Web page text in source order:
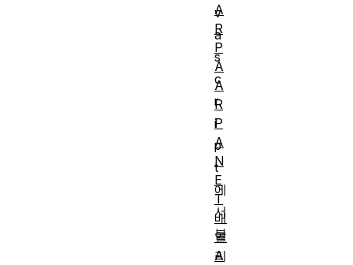
v
a
s
c
r
i
p
t
에
서
불
리
A
R
P
A
A
R
P
A
N
E
T
배
열
A